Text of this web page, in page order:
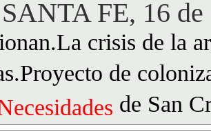
SANTA FE, 16
crisis de la
de
de San